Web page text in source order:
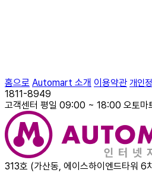
홈으로 Automart 소개 이용약관 개인
1811-8949
고객센터 평일 09:00 ~ 18:00 오토마
313호 (가산동, 에이스하이엔드타워 6